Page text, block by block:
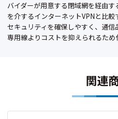
バイダーが用意する閉域網を経由
を介するインターネットVPNと比較
セキュリティを確保しやすく、通信
専用線よりコストを抑えられるため
関連